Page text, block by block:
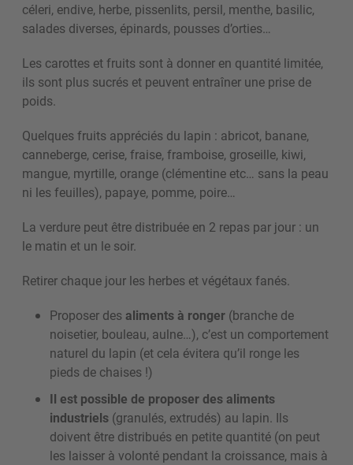
céleri, endive, herbe, pissenlits, persil, menthe, basilic,
salades diverses, épinards, pousses d’orties…
Les carottes et fruits sont à donner en quantité limitée,
ils sont plus sucrés et peuvent entraîner une prise de
poids.
Quelques fruits appréciés du lapin : abricot, banane,
canneberge, cerise, fraise, framboise, groseille, kiwi,
mangue, myrtille, orange (clémentine etc… sans la peau
ni les feuilles), papaye, pomme, poire…
La verdure peut être distribuée en 2 repas par jour : un
le matin et un le soir.
Retirer chaque jour les herbes et végétaux fanés.
Proposer des aliments à ronger (branche de
noisetier, bouleau, aulne…), c’est un comportement
naturel du lapin (et cela évitera qu’il ronge les
pieds de chaises !)
Il est possible de proposer des aliments
industriels (granulés, extrudés) au lapin. Ils
doivent être distribués en petite quantité (on peut
les laisser à volonté pendant la croissance, mais à